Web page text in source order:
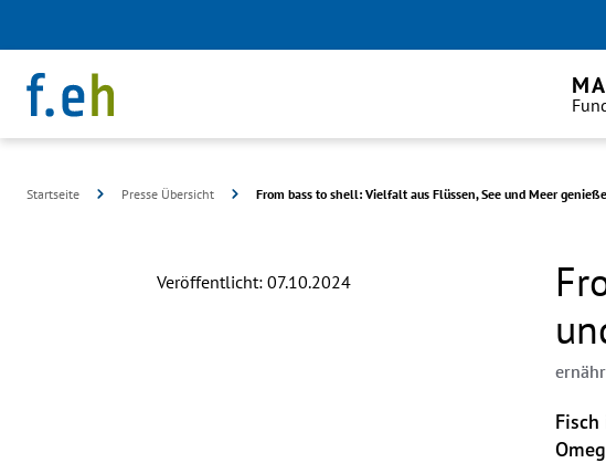
Startseite Presse Übersicht From bass to shell: Vielfalt aus Flüssen, See und Meer
Veröffentlicht: 07.10.2024